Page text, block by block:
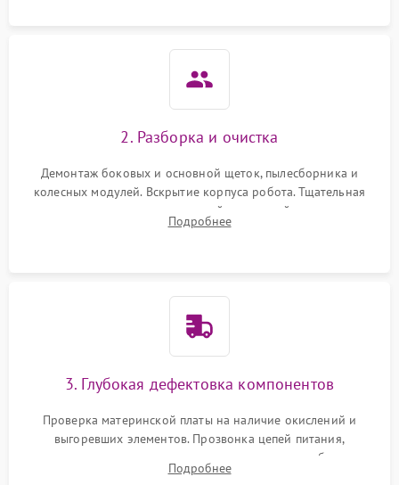
2. Разборка и очистка
Демонтаж боковых и основной щеток, пылесборника и
колесных модулей. Вскрытие корпуса робота. Тщательная
очистка внутренних полостей, шестерней и плат от
скопившейся пыли, волос и шерсти животных с
Подробнее
3. Глубокая дефектовка компонентов
Проверка материнской платы на наличие окислений и
выгоревших элементов. Прозвонка цепей питания,
тестирование приводных моторов колес и турбины
всасывания. Оценка состояния оптических и инфракрасных
Подробнее